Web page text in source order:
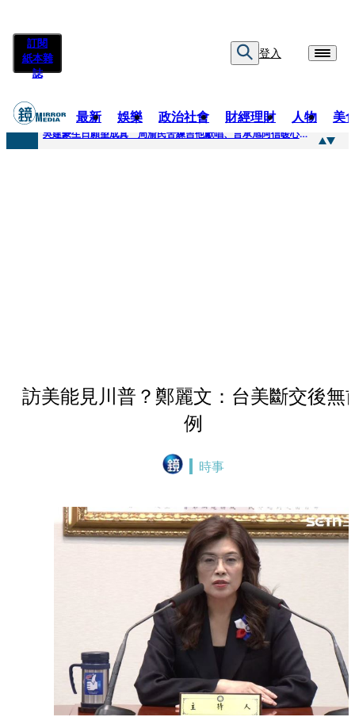
訂閱
紙本雜
誌
登入
最新 娛樂 政治社會 財經理財 人物 美
快訊
吳建豪生日願望成真 周渝民苦練吉他獻唱、言承旭阿信暖心祝福
訪美能見川普？鄭麗文：台美斷交後無
例
時事